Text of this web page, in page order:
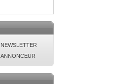
NEWSLETTER
ANNONCEUR